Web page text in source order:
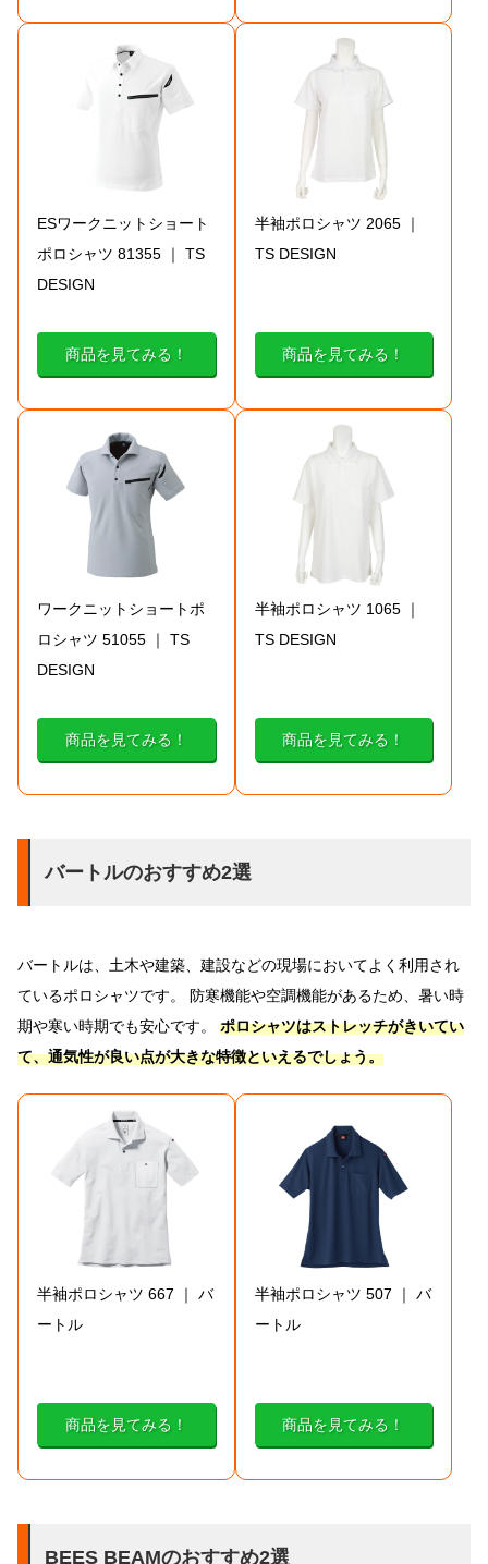
ESワークニットショート
ポロシャツ 81355 ｜ TS
DESIGN
商品を見てみる！
半袖ポロシャツ 2065 ｜
TS DESIGN
商品を見てみる！
ワークニットショートポ
ロシャツ 51055 ｜ TS
DESIGN
商品を見てみる！
半袖ポロシャツ 1065 ｜
TS DESIGN
商品を見てみる！
バートルのおすすめ2選
バートルは、土木や建築、建設などの現場においてよく利用され
ているポロシャツです。 防寒機能や空調機能があるため、暑い時
期や寒い時期でも安心です。 ポロシャツはストレッチがきいてい
て、通気性が良い点が大きな特徴といえるでしょう。
半袖ポロシャツ 667 ｜ バ
ートル
商品を見てみる！
半袖ポロシャツ 507 ｜ バ
ートル
商品を見てみる！
BEES BEAMのおすすめ2選